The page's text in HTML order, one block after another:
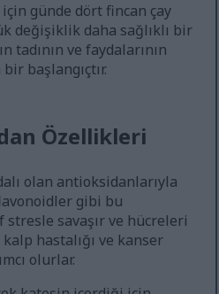
için günde dört fincan çay
değişiklik daha sağlıklı bir
tadının ve faydalarının
başlangıçtır.
Özellikleri
olan antioksidanlarıyla
gibi bu
savaşır ve hücreleri
hastalığı ve kanser
olurlar.